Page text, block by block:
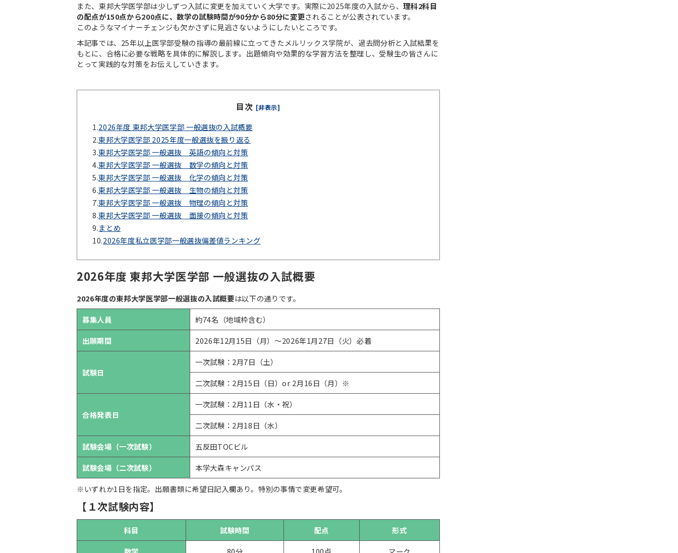
また、東邦大学医学部は少しずつ入試に変更を加えていく大学です。実際に2025年度の入試から、理科2科目
の配点が150点から200点に、数学の試験時間が90分から80分に変更されることが公表されています。
このようなマイナーチェンジも欠かさずに見逃さないようにしたいところです。
本記事では、25年以上医学部受験の指導の最前線に立ってきたメルリックス学院が、過去問分析と入試結果を
もとに、合格に必要な戦略を具体的に解説します。出題傾向や効果的な学習方法を整理し、受験生の皆さんに
とって実践的な対策をお伝えしていきます。
目次 [非表示]
1.2026年度 東邦大学医学部 一般選抜の入試概要
2.東邦大学医学部 2025年度一般選抜を振り返る
3.東邦大学医学部 一般選抜 英語の傾向と対策
4.東邦大学医学部 一般選抜 数学の傾向と対策
5.東邦大学医学部 一般選抜 化学の傾向と対策
6.東邦大学医学部 一般選抜 生物の傾向と対策
7.東邦大学医学部 一般選抜 物理の傾向と対策
8.東邦大学医学部 一般選抜 面接の傾向と対策
9.まとめ
10.2026年度私立医学部一般選抜偏差値ランキング
2026年度 東邦大学医学部 一般選抜の入試概要
2026年度の東邦大学医学部一般選抜の入試概要は以下の通りです。
募集人員
約74名（地域枠含む）
出願期間
2026年12月15日（月）～2026年1月27日（火）必着
試験日
一次試験：2月7日（土）
二次試験：2月15日（日）or 2月16日（月）※
合格発表日
一次試験：2月11日（水・祝）
二次試験：2月18日（水）
試験会場（一次試験）
五反田TOCビル
試験会場（二次試験）
本学大森キャンパス
※いずれか1日を指定。出願書類に希望日記入欄あり。特別の事情で変更希望可。
【１次試験内容】
科目 試験時間 配点
形式